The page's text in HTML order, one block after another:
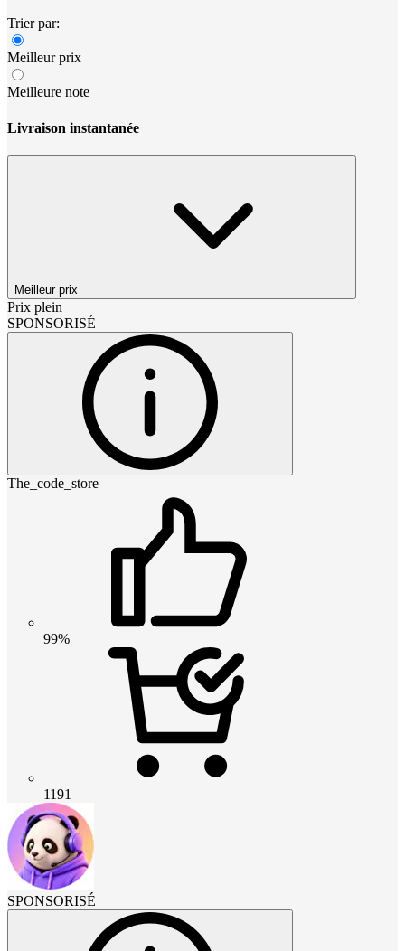
Trier par:
Meilleur prix
Meilleure note
Livraison instantanée
Meilleur prix
Prix plein
SPONSORISÉ
The_code_store
99%
1191
SPONSORISÉ